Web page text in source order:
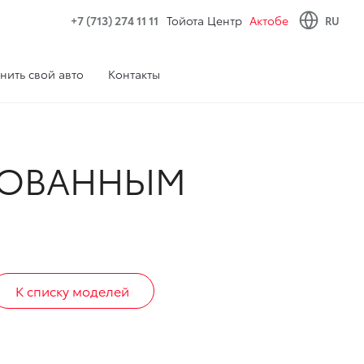
+7 (713) 274 11 11 Тойота Центр Актобе RU
свой авто Контакты
К списку моделей